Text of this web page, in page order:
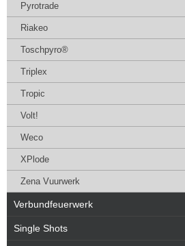
Pyrotrade
Riakeo
Toschpyro®
Triplex
Tropic
Volt!
Weco
XPlode
Zena Vuurwerk
Verbundfeuerwerk
Single Shots